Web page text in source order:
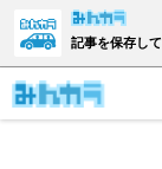
記事を保存し